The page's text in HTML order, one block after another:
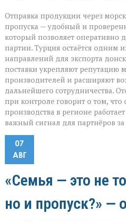
Отправка продукции через
пропуска — удобный и
который позволяет оперативно
партии. Турция остаётся одним
направлений для экспорта
поставки укрепляют репутацию
производителей и расширяют
дальнейшего сотрудничества.
при контроле говорит о том, что
производства в регионе
важный сигнал для партнёров
07
АВГ
«Семья — это не
но и пропуск?» —